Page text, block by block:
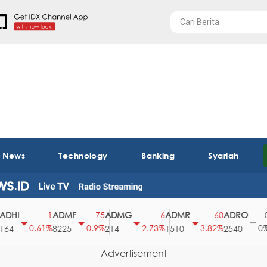
Technology Banking Syariah
0.61%
ADMF
8225
0.9%
ADMG
214
2.73%
ADMR
1510
3.82%
ADRO
2540
43
Advertisement